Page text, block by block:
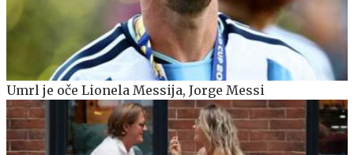
Umrl je oče Lionela Messija, Jorge Messi